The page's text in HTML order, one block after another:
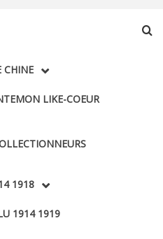
CHINE
MON LIKE-COEUR
1918
1914 1919